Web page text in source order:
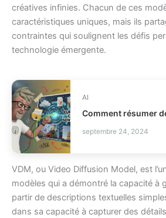
créatives infinies. Chacun de ces
caractéristiques uniques, mais ils
contraintes qui soulignent les défis
technologie émergente.
AI
septembre 24, 2024
VDM, ou Video Diffusion Model, est
modèles qui a démontré la capacité à
partir de descriptions textuelles
dans sa capacité à capturer des